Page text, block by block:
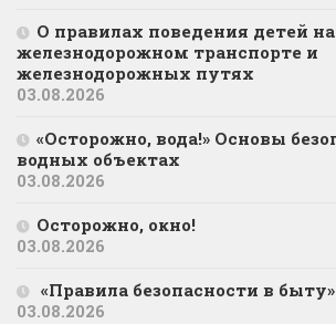
О правилах поведения детей на
железнодорожном транспорте и
железнодорожных путях
03.08.2026
«Осторожно, вода!» Основы
водных объектах
03.08.2026
Осторожно, окно!
03.08.2026
«Правила безопасности в быту»
03.08.2026